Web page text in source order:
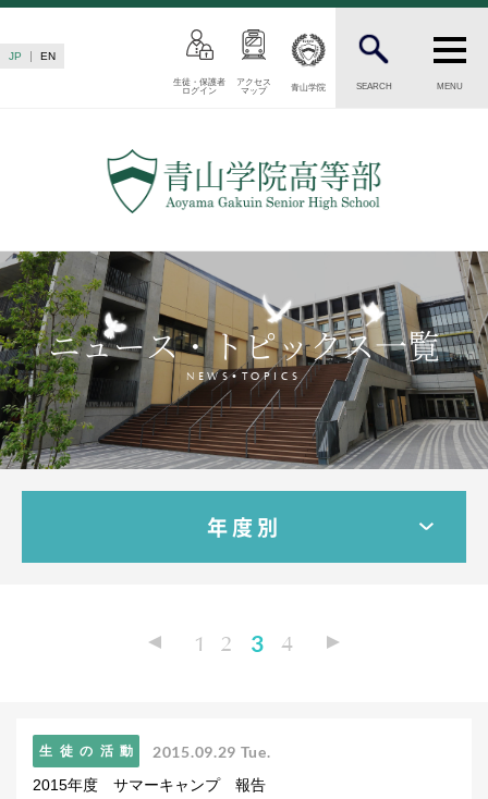
JP EN
生徒・保護者
ログイン
アクセス
マップ
青山学院 SEARCH MENU
高等部の歴史
生徒数・教職員数
一貫校の流れ
卒業後の進路
卒業生からのメッセージ
AOYAMA STYLE
特色ある教育
国際交流
スクールカレンダー
一日の流れ
ニュース・トピックス一覧
NEWS•TOPICS
年度別
1 2 3 4
生徒の活動 2015.09.29 Tue.
2015年度 サマーキャンプ 報告